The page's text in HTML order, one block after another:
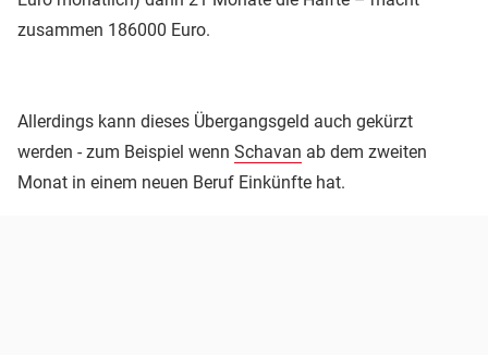
zusammen 186000 Euro.
Allerdings kann dieses Übergangsgeld auch gekürzt
werden - zum Beispiel wenn Schavan ab dem zweiten
Monat in einem neuen Beruf Einkünfte hat.